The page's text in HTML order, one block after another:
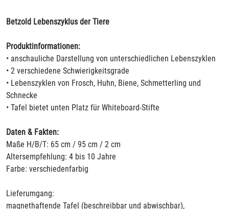
Betzold Lebenszyklus der Tiere
Produktinformationen:
• anschauliche Darstellung von unterschiedlichen Lebenszyklen
• 2 verschiedene Schwierigkeitsgrade
• Lebenszyklen von Frosch, Huhn, Biene, Schmetterling und
Schnecke
• Tafel bietet unten Platz für Whiteboard-Stifte
Daten & Fakten:
Maße H/B/T: 65 cm / 95 cm / 2 cm
Altersempfehlung: 4 bis 10 Jahre
Farbe: verschiedenfarbig
Lieferumgang:
magnethaftende Tafel (beschreibbar und abwischbar),